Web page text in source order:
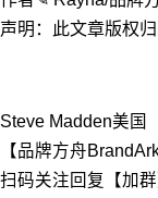
声明：此文章版权
Steve Madden美国
【品牌方舟
扫码关注回复【加